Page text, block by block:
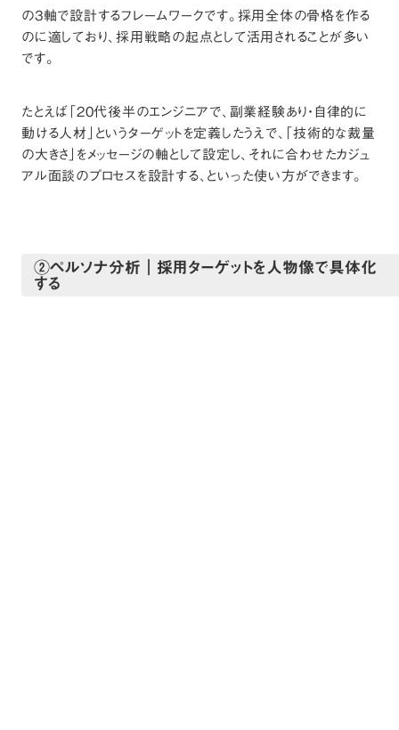
の3軸で設計するフレームワークです。採用全体の骨格を作る
のに適しており、採用戦略の起点として活用されることが多い
です。
たとえば「20代後半のエンジニアで、副業経験あり・自律的に
動ける人材」というターゲットを定義したうえで、「技術的な裁量
の大きさ」をメッセージの軸として設定し、それに合わせたカジュ
アル面談のプロセスを設計する、といった使い方ができます。
②ペルソナ分析｜採用ターゲットを人物像で具体化
する